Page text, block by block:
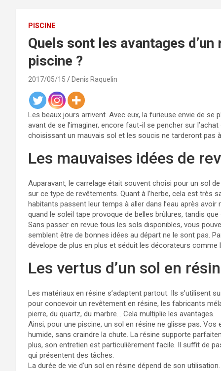
PISCINE
Quels sont les avantages
piscine ?
2017/05/15 Denis Raquelin
Les beaux jours arrivent. Avec eux, la furieuse envie de
avant de se l’imaginer, encore faut-il se pencher sur
choisissant un mauvais sol et les soucis ne tarderont pas
Les mauvaises idées de
Auparavant, le carrelage était souvent choisi pour un sol
sur ce type de revêtements. Quant à l’herbe, cela est très
habitants passent leur temps à aller dans l’eau après avoir
quand le soleil tape provoque de belles brûlures, tandis
Sans passer en revue tous les sols disponibles, vous
semblent être de bonnes idées au départ ne le sont pas.
dévelope de plus en plus et séduit les décorateurs comme
Les vertus d’un sol en
Les matériaux en résine s’adaptent partout. Ils s’utilisent
pour concevoir un revêtement en résine, les fabricants
pierre, du quartz, du marbre… Cela multiplie les avantages.
Ainsi, pour une piscine, un sol en résine ne glisse pas.
humide, sans craindre la chute. La résine supporte
plus, son entretien est particulièrement facile. Il suffit de
qui présentent des tâches.
La durée de vie d’un sol en résine dépend de son